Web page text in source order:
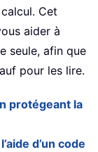
Cet
aider à
seule, afin que
pour les lire.
protégeant la
d’un code